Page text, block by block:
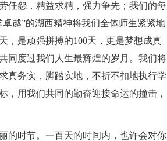
任怨，精益求精，强力争先；我们的每
越”的湖西精神将我们全体师生紧紧地
，是顽强拼搏的100天，更是梦想成真
同度过我们人生最辉煌的岁月。我们将
真务实，脚踏实地，不折不扣地执行学
，用我们共同的勤奋迎接命运的撞击，
的时节。一百天的时间内，也许会对你